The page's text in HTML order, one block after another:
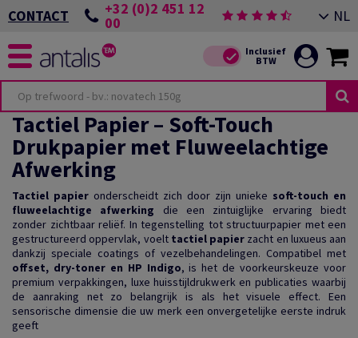
CONTACT +32 (0)2 451 12
00 NL
Tactiel Papier – Soft-Touch
Drukpapier met Fluweelachtige
Afwerking
Tactiel papier onderscheidt zich door zijn unieke soft-touch en
fluweelachtige afwerking die een zintuiglijke ervaring biedt
zonder zichtbaar reliëf. In tegenstelling tot structuurpapier met een
gestructureerd oppervlak, voelt tactiel papier zacht en luxueus aan
dankzij speciale coatings of vezelbehandelingen. Compatibel met
offset, dry-toner en HP Indigo, is het de voorkeurskeuze voor
premium verpakkingen, luxe huisstijldrukwerk en publicaties waarbij
de aanraking net zo belangrijk is als het visuele effect. Een
sensorische dimensie die uw merk een onvergetelijke eerste indruk
geeft